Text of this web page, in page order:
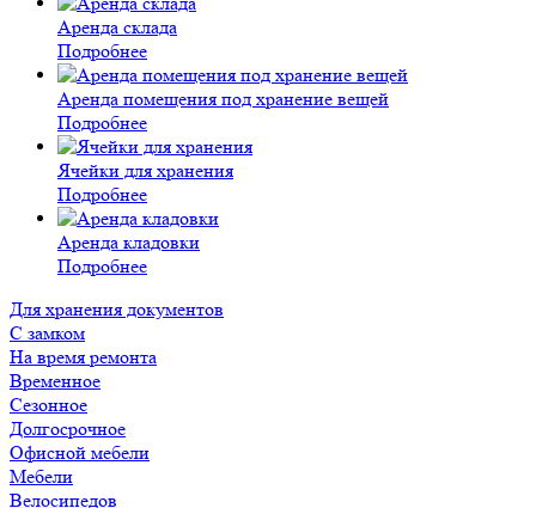
Аренда склада
Подробнее
Аренда помещения под хранение вещей
Подробнее
Ячейки для хранения
Подробнее
Аренда кладовки
Подробнее
Для хранения документов
С замком
На время ремонта
Временное
Сезонное
Долгосрочное
Офисной мебели
Мебели
Велосипедов